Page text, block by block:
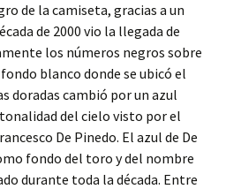
de la camiseta, gracias a un
de 2000 vio la llegada de
los números negros sobre
blanco donde se ubicó el
doradas cambió por un azul
del cielo visto por el
De Pinedo. El azul de De
fondo del toro y del nombre
durante toda la década. Entre